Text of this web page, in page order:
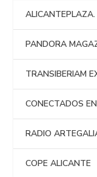
PANDORA
TRANSIBERIAM
CONECTADOS
RADIO
COPE ALICANTE